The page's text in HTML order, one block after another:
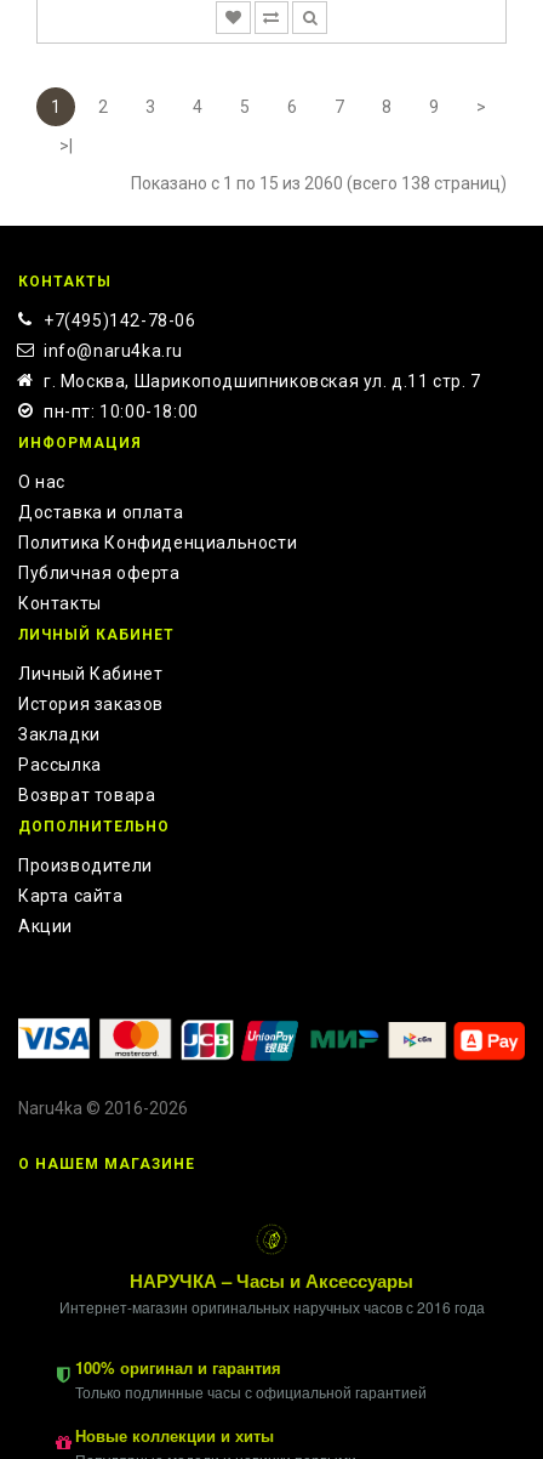
1 2 3 4 5 6 7 8 9
>
>|
Показано с 1 по 15 из 2060 (всего 138 страниц)
КОНТАКТЫ
+7(495)142-78-06
info@naru4ka.ru
г. Москва, Шарикоподшипниковская ул. д.11 стр. 7
пн-пт: 10:00-18:00
ИНФОРМАЦИЯ
О нас
Доставка и оплата
Политика Конфиденциальности
Публичная оферта
Контакты
ЛИЧНЫЙ КАБИНЕТ
Личный Кабинет
История заказов
Закладки
Рассылка
Возврат товара
ДОПОЛНИТЕЛЬНО
Производители
Карта сайта
Акции
Naru4ka © 2016-2026
О НАШЕМ МАГАЗИНЕ
НАРУЧКА – Часы и Аксессуары
Интернет-магазин оригинальных наручных часов с 2016 года
100% оригинал и гарантия
Только подлинные часы с официальной гарантией
Новые коллекции и хиты